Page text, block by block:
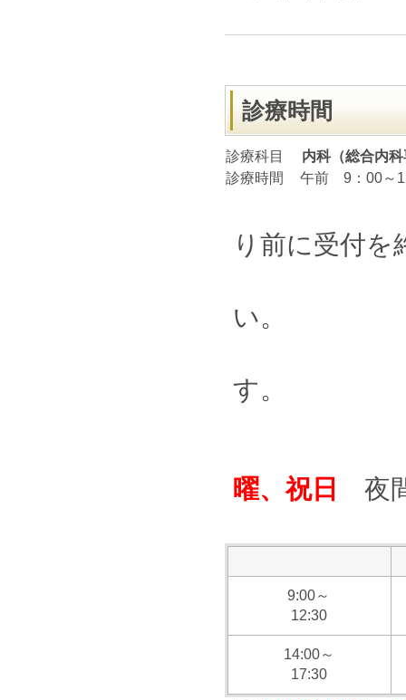
診療時間
診療科目
内科（総合内
診療時間
午前 9：00～
り前に受付
い。
す。
曜、祝日 夜
9:00～
12:30
14:00～
17:30